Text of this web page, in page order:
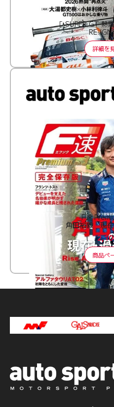
［ SUPER GT 熱
詳細を
F速
角田裕毅 現
商品ペ